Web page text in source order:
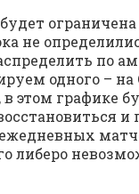
не
по
одного –
этом графике
и
либеро